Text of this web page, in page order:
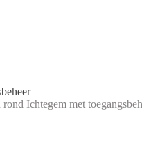
Ichtegem met